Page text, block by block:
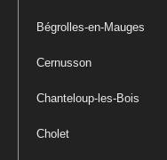
Bégrolles-en-Mauges
Cernusson
Chanteloup-les-Bois
Cholet